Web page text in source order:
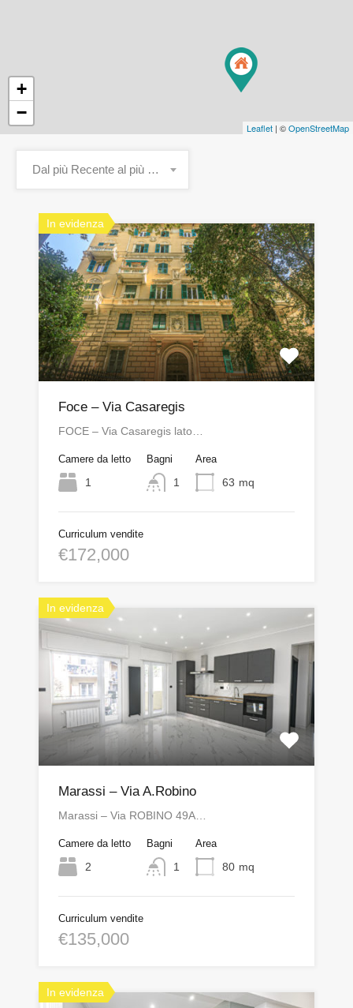
+
−
Leaflet | ©OpenStreetMap
Dal più Recente al più Vecchio
In evidenza
Foce – Via Casaregis
FOCE – Via Casaregis lato…
Camere da letto
1
Bagni
1
Area
63 mq
Curriculum vendite
€172,000
In evidenza
Marassi – Via A.Robino
Marassi – Via ROBINO 49A…
Camere da letto
2
Bagni
1
Area
80 mq
Curriculum vendite
€135,000
In evidenza